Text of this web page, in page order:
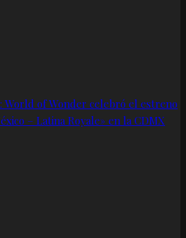
World of Wonder celebró el estreno
– Latina Royale» en la CDMX